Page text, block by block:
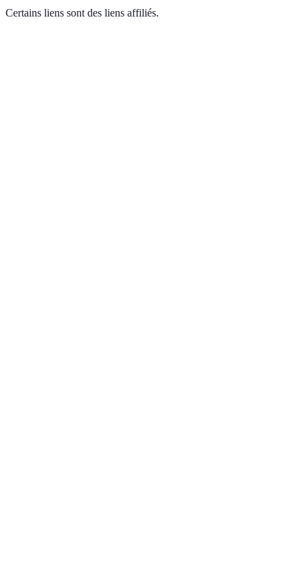
Certains liens sont des liens affiliés.